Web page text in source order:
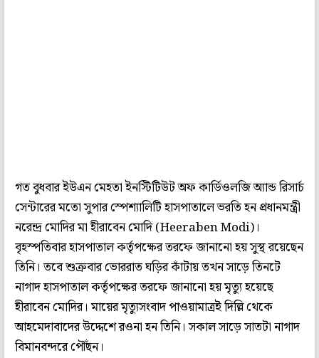
গত বুধবার ইউএন মেহতা ইনস্টিটিউট অফ কার্ডিওলজি অ্যান্ড রিসার্চ
সেন্টারের মতো সুপার স্পেশ্যালিটি হাসপাতালে ভরতি হন প্রধানমন্ত্রী
নরেন্দ্র মোদির মা হীরাবেন মোদি (Heeraben Modi)।
বৃহস্পতিবার হাসপাতাল কর্তৃপক্ষের তরফে জানানো হয় সুস্থ রয়েছেন
তিনি। তবে শুক্রবার ভোররাত ঘড়ির কাঁটায় তখন সাড়ে তিনটে
নাগাদ হাসপাতাল কর্তৃপক্ষের তরফে জানানো হয় মৃত্যু হয়েছে
হীরাবেন মোদির। মায়ের মৃত্যুসংবাদ পাওয়ামাত্রই দিল্লি থেকে
আহমেদাবাদের উদ্দেশে রওনা হন তিনি। সকাল সাড়ে সাতটা নাগাদ
বিমানবন্দরে পৌঁছন।